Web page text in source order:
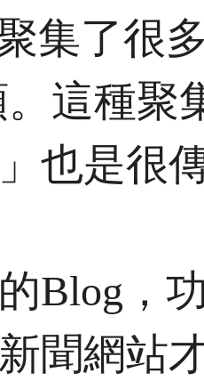
集了很
這種聚
」也是很
Blog，
聞網站